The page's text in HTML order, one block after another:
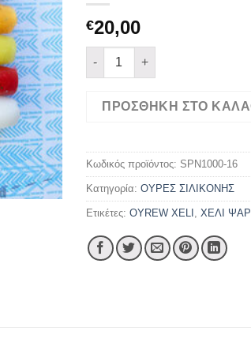
€20,00
ΟΥΡΕΣ ΧΕΛΙΟΥ 28cm ΣΕ ΣΕΤ
ΠΡΟΣΘΉΚΗ ΣΤΟ
Κωδικός προϊόντος: SPN1000-16
Κατηγορία: ΟΥΡΕΣ ΣΙΛΙΚΟΝΗΣ
Ετικέτες: OYREW XELI ΧΕΛΙ